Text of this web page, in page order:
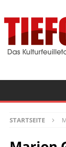
STARTSEITE